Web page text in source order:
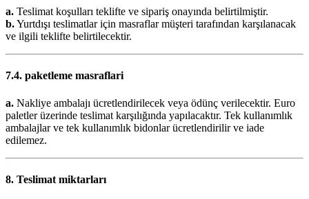
a. Teslimat koşulları teklifte ve sipariş onayında belirtilmiştir.
b.Yurtdışı teslimatlar için masraflar müşteri tarafından karşılanacak
ve ilgili teklifte belirtilecektir.
7.4. paketleme masraflari
a. Nakliye ambalajı ücretlendirilecek veya ödünç verilecektir. Euro
paletler üzerinde teslimat karşılığında yapılacaktır. Tek kullanımlık
ambalajlar ve tek kullanımlık bidonlar ücretlendirilir ve iade
edilemez.
8. Teslimat miktarları